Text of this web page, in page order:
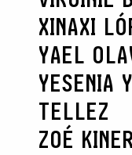
XINAXI
YAEL
YESENIA
TELLEZ
ZOÉ